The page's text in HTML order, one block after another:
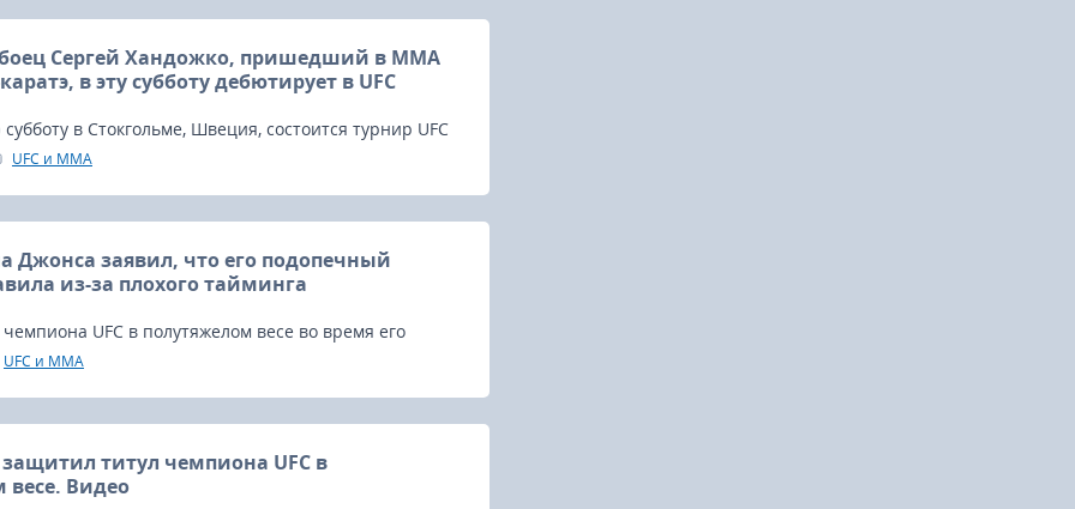
Сергей Хандожко, пришедший в ММА
в эту субботу дебютирует в UFC
в Стокгольме, Швеция, состоится турнир UFC
главном поединке которого встретятся Александр
в поединках против короля 205-ти фунтового
Джонса.
UFC и MMA
Джонса заявил, что его подопечный
из-за плохого тайминга
UFC в полутяжелом весе во время его
стала небольшой драмой.
UFC и MMA
титул чемпиона UFC в
весе. Видео